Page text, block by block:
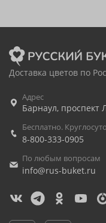
Доставка цветов по
Адрес
Барнаул, проспект
Бесплатно.
8-800-333-0905
По любым вопросам
info@rus-buket.ru